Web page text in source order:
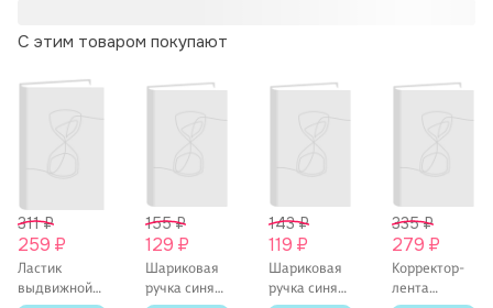
С этим товаром покупают
311 ₽
259 ₽
Ластик
выдвижной
155 ₽
129 ₽
Шариковая
ручка синяя
143 ₽
119 ₽
Шариковая
ручка синяя
335 ₽
279 ₽
Корректор-
лента